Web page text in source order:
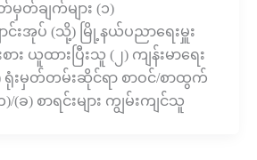
တ်ချက်များ (၁)
းအုပ် (သို့) မြို့နယ်ပညာရေးမှူး
ား ယူထားပြီးသူ (၂) ကျန်းမာရေး
ရုံးမှတ်တမ်းဆိုင်ရာ စာဝင်/စာထွက်
က)/(ခ) စာရင်းများ ကျွမ်းကျင်သူ